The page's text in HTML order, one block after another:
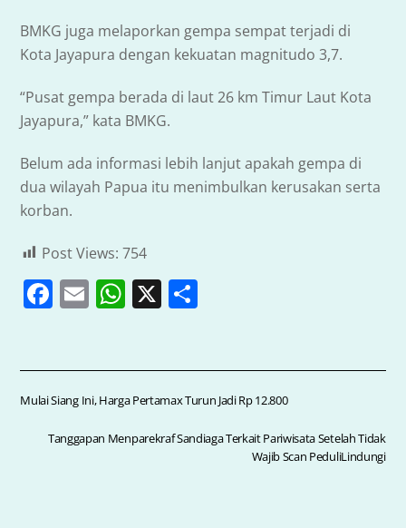
BMKG juga melaporkan gempa sempat terjadi di
Kota Jayapura dengan kekuatan magnitudo 3,7.
“Pusat gempa berada di laut 26 km Timur Laut Kota
Jayapura,” kata BMKG.
Belum ada informasi lebih lanjut apakah gempa di
dua wilayah Papua itu menimbulkan kerusakan serta
korban.
Post Views: 754
F
e
b
o
E
l
W
s
A
p
X
e
Mulai Siang Ini, Harga Pertamax Turun Jadi Rp 12.800
Tanggapan Menparekraf Sandiaga Terkait Pariwisata Setelah Tidak
Wajib Scan PeduliLindungi